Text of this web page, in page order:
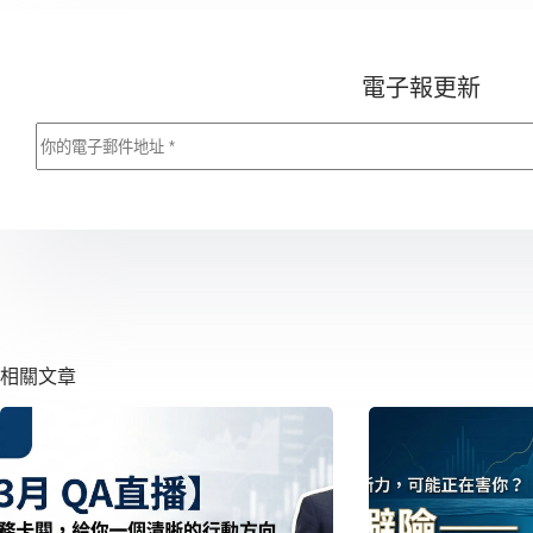
電子報更新
相關文章